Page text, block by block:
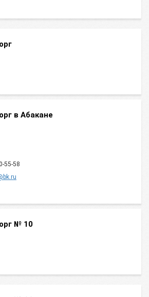
в Абакане
55-58
№ 10